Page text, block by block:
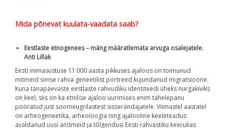
Mida põnevat kuulata-vaadata saab?
Eestlaste etnogenees – mäng määratlemata arvuga osalejatele.
Anti Lillak
Eesti inimasustuse 11 000 aasta pikkuses ajaloos on toimunud
mitmeid siinse rahva geneetilist portreed kujundanud migratsioone.
Kuna tänapäevaste eestlaste rahvusliku identiteedi üheks nurgakiviks
on keel, siis on ka etnilise ajaloo uurimises enim tähelepanu
pööratud just soomeugrilastest sisserändajatele. Viimastel aastatel
on arheogeneetika, arheoloogia ning ajalooline keeleteadus
avaldanud uusi andmeid ja tõlgendusi Eesti rahvastiku keerukas